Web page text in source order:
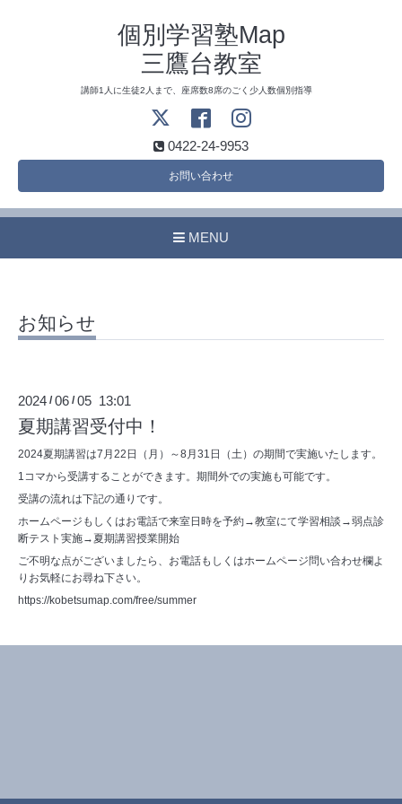
個別学習塾Map
三鷹台教室
講師1人に生徒2人まで、座席数8席のごく少人数個別指導
0422-24-9953
お問い合わせ
MENU
お知らせ
2024 /06 /05 13:01
夏期講習受付中！
2024夏期講習は7月22日（月）～8月31日（土）の期間で実施いたします。
1コマから受講することができます。期間外での実施も可能です。
受講の流れは下記の通りです。
ホームページもしくはお電話で来室日時を予約→教室にて学習相談→弱点診
断テスト実施→夏期講習授業開始
ご不明な点がございましたら、お電話もしくはホームページ問い合わせ欄よ
りお気軽にお尋ね下さい。
https://kobetsumap.com/free/summer